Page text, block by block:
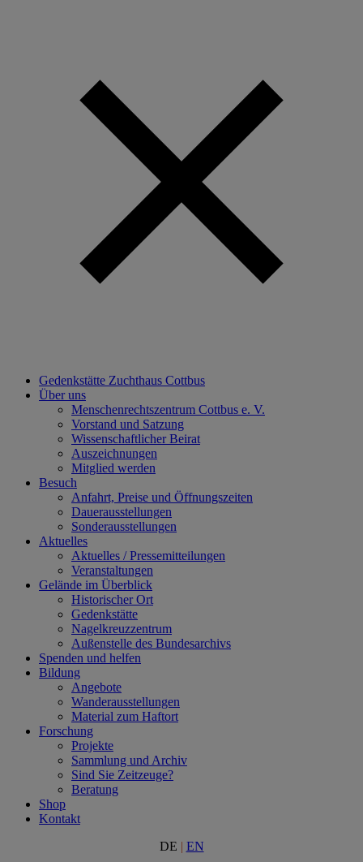
Gedenkstätte Zuchthaus Cottbus
Über uns
Menschenrechtszentrum Cottbus e. V.
Vorstand und Satzung
Wissenschaftlicher Beirat
Auszeichnungen
Mitglied werden
Besuch
Anfahrt, Preise und Öffnungszeiten
Dauerausstellungen
Sonderausstellungen
Aktuelles
Aktuelles / Pressemitteilungen
Veranstaltungen
Gelände im Überblick
Historischer Ort
Gedenkstätte
Nagelkreuzzentrum
Außenstelle des Bundesarchivs
Spenden und helfen
Bildung
Angebote
Wanderausstellungen
Material zum Haftort
Forschung
Projekte
Sammlung und Archiv
Sind Sie Zeitzeuge?
Beratung
Shop
Kontakt
DE | EN